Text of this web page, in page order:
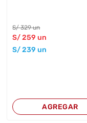
S/329 un
S/259 un
S/239 un
AGREGAR